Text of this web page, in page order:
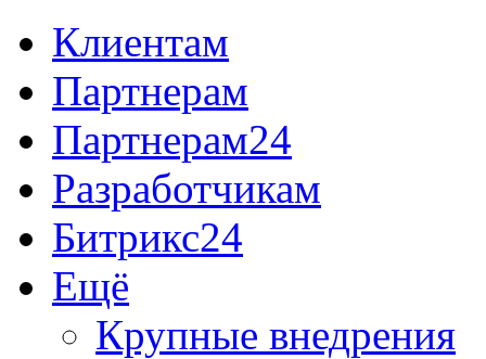
Клиентам
Партнерам
Партнерам24
Разработчикам
Битрикс24
Ещё
Крупные внедрения